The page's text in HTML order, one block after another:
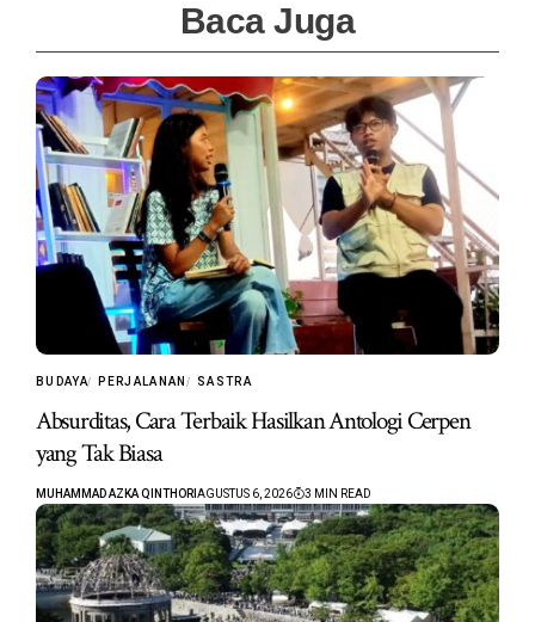
Baca Juga
BUDAYA PERJALANAN SASTRA
Absurditas, Cara Terbaik Hasilkan Antologi Cerpen
yang Tak Biasa
MUHAMMAD AZKA QINTHORI AGUSTUS 6, 2026 3 MIN READ